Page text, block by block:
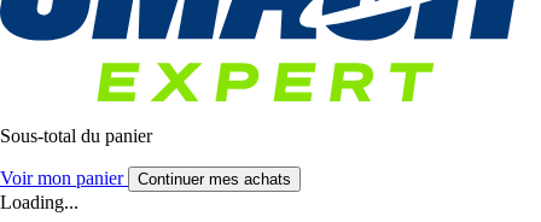
Sous-total du panier
Voir mon panier Continuer mes achats
Loading...